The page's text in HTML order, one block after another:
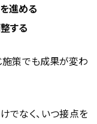
進める
する
策でも成果が変わ
でなく、いつ接点を